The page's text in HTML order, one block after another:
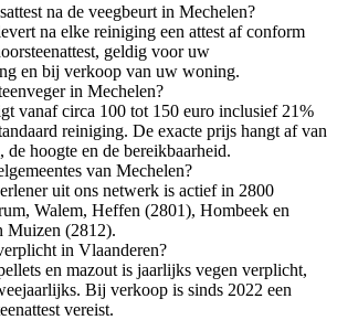
na de veegbeurt in Mechelen?
na elke reiniging een attest af conform
geldig voor uw
en bij verkoop van uw woning.
in Mechelen?
vanaf circa 100 tot 150 euro inclusief 21%
reiniging. De exacte prijs hangt af van
de hoogte en de bereikbaarheid.
van Mechelen?
uit ons netwerk is actief in 2800
Walem, Heffen (2801), Hombeek en
Muizen (2812).
in Vlaanderen?
en mazout is jaarlijks vegen verplicht,
Bij verkoop is sinds 2022 een
vereist.